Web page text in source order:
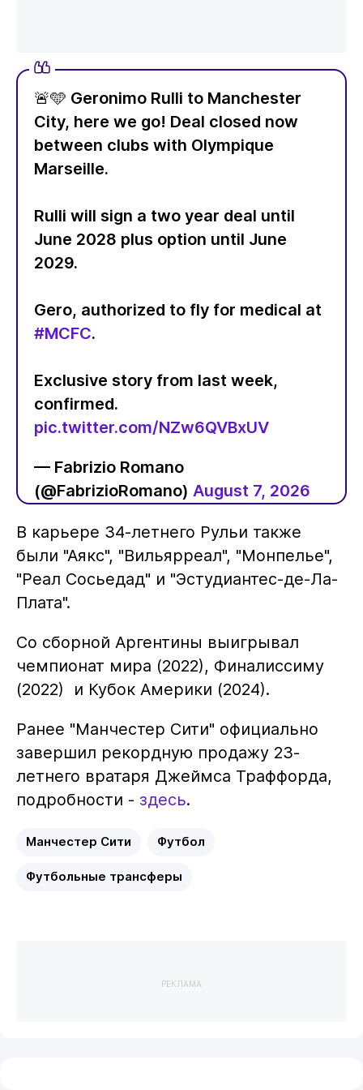
🚨🩵 Geronimo Rulli to Manchester
City, here we go! Deal closed now
between clubs with Olympique
Marseille.
Rulli will sign a two year deal until
June 2028 plus option until June
2029.
Gero, authorized to fly for medical at
#MCFC.
Exclusive story from last week,
confirmed.
pic.twitter.com/NZw6QVBxUV
— Fabrizio Romano
(@FabrizioRomano) August 7, 2026
В карьере 34-летнего Рульи также
были "Аякс", "Вильярреал", "Монпелье",
"Реал Сосьедад" и "Эстудиантес-де-Ла-
Плата".
Со сборной Аргентины выигрывал
чемпионат мира (2022), Финалиссиму
(2022) и Кубок Америки (2024).
Ранее "Манчестер Сити" официально
завершил рекордную продажу 23-
летнего вратаря Джеймса Траффорда,
подробности - здесь.
Манчестер Сити Футбол
Футбольные трансферы
РЕКЛАМА